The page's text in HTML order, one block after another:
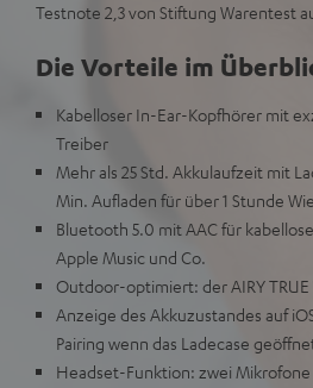
Testnote 2,3 von Stiftung Warentest
Die Vorteile im
Kabelloser In-Ear-Kopfhörer mit
Treiber
Mehr als 25 Std. Akkulaufzeit mit
Min. Aufladen für über 1 Stunde
Bluetooth 5.0 mit AAC für
Apple Music und Co.
Outdoor-optimiert: der AIRY TRUE
Anzeige des Akkuzustandes auf
Pairing wenn das Ladecase
Headset-Funktion: zwei